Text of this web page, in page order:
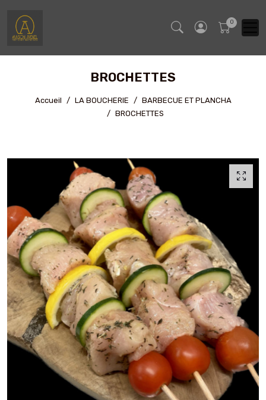
BROCHETTES
Accueil LA BOUCHERIE
BARBECUE ET PLANCHA
BROCHETTES